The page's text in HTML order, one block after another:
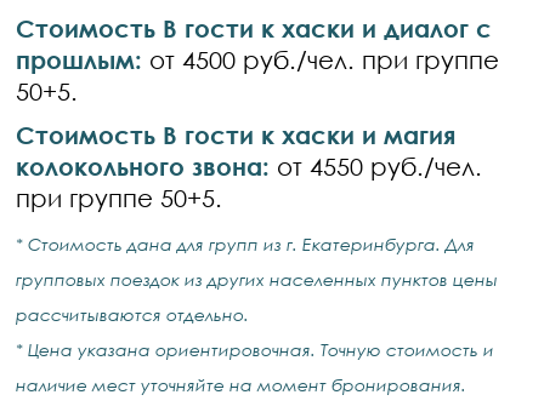
Стоимость В гости к хаски и диалог с
прошлым: от 4500 руб./чел. при группе
50+5.
Стоимость В гости к хаски и магия
колокольного звона: от 4550 руб./чел.
при группе 50+5.
* Стоимость дана для групп из г. Екатеринбурга. Для
групповых поездок из других населенных пунктов цены
рассчитываются отдельно.
* Цена указана ориентировочная. Точную стоимость и
наличие мест уточняйте на момент бронирования.